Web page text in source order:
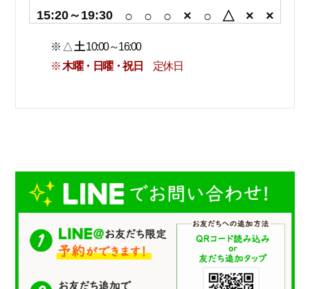
15:20～19:30 ○ ○ ○ × ○ △ × ×
※ △ 土10:00～16:00
※木曜・日曜・祝日 定休日